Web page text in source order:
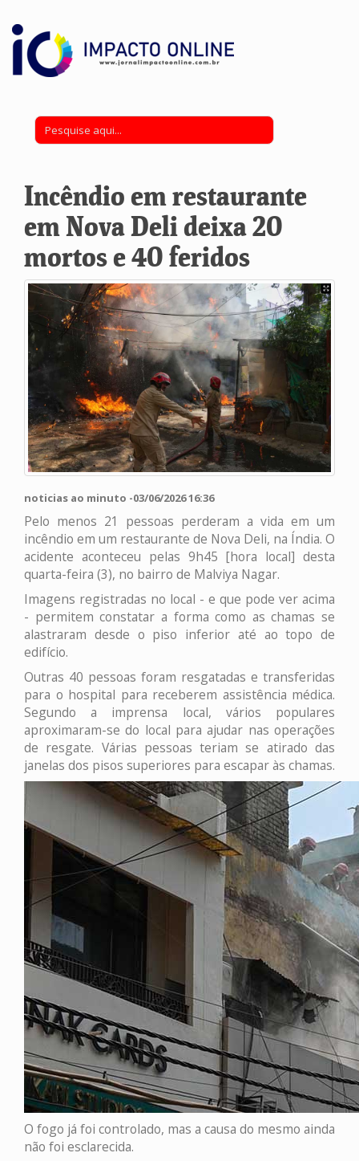
Incêndio em restaurante
em Nova Deli deixa 20
mortos e 40 feridos
noticias ao minuto -03/06/2026 16:36
Pelo menos 21 pessoas perderam a vida em um
incêndio em um restaurante de Nova Deli, na Índia. O
acidente aconteceu pelas 9h45 [hora local] desta
quarta-feira (3), no bairro de Malviya Nagar.
Imagens registradas no local - e que pode ver acima
- permitem constatar a forma como as chamas se
alastraram desde o piso inferior até ao topo de
edifício.
Outras 40 pessoas foram resgatadas e transferidas
para o hospital para receberem assistência médica.
Segundo a imprensa local, vários populares
aproximaram-se do local para ajudar nas operações
de resgate. Várias pessoas teriam se atirado das
janelas dos pisos superiores para escapar às chamas.
O fogo já foi controlado, mas a causa do mesmo ainda
não foi esclarecida.